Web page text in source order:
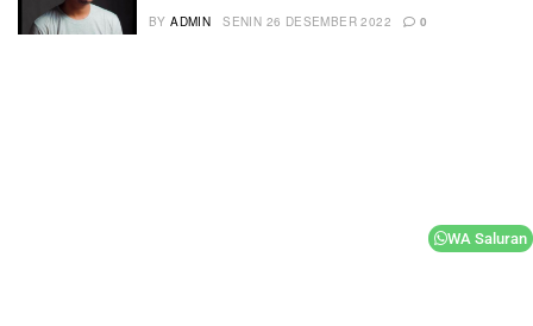
BY ADMIN SENIN 26 DESEMBER 2022 0
WA Saluran